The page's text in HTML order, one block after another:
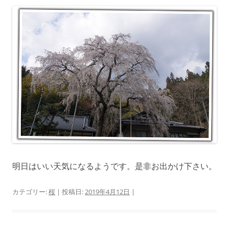
明日はいい天気になるようです。是非お出かけ下さい。
カテゴリー:桜 | 投稿日:2019年4月12日 |